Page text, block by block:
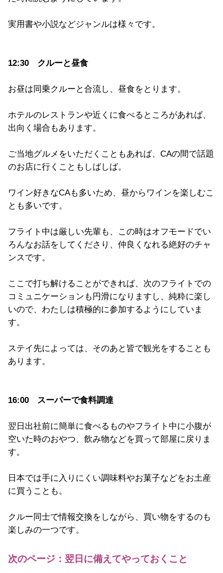
実用書や小説などジャンルは様々です。
12:30 クルーと昼食
お昼は同乗クルーと合流し、昼食をとります。
ホテルのレストランや近くに食べるところがあれば、
出向く場合もあります。
ご当地グルメをいただくこともあれば、CAの間で話題
のお店に行くこともしばしば。
ワイン好きなCAも多いため、昼からワインを楽しむこ
とも多いです。
フライト中は厳しい先輩も、この時はオフモードでい
ろんなお話をしてくださり、仲良くなれる絶好のチャ
ンスです。
ここで打ち解けることができれば、次のフライトでの
コミュニケーションも円滑になりますし、純粋に楽し
いので、わたしは積極的に参加するようにしていま
す。
ステイ先によっては、そのあと皆で観光をすることも
あります。
16:00 スーパーで食料調達
翌日出社前に簡単に食べるものやフライト中に小腹が
空いた時のおやつ、飲み物などを買って部屋に戻りま
す。
日本では手に入りにくい調味料やお菓子などをお土産
に買うことも。
クルー同士で情報交換をしながら、買い物をするのも
楽しみの一つです。
次のページ：翌日に備えてやっておくこと